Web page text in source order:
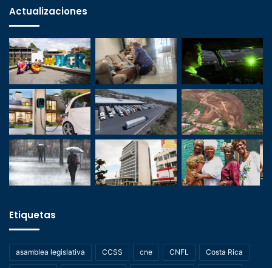
Actualizaciones
Etiquetas
asamblea legislativa CCSS cne CNFL Costa Rica